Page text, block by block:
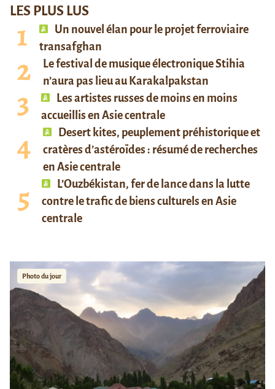
LES PLUS LUS
Un nouvel élan pour le projet ferroviaire
transafghan
Le festival de musique électronique Stihia
n’aura pas lieu au Karakalpakstan
Les artistes russes de moins en moins
accueillis en Asie centrale
Desert kites, peuplement préhistorique et
cratères d’astéroïdes : résumé de recherches
en Asie centrale
L’Ouzbékistan, fer de lance dans la lutte
contre le trafic de biens culturels en Asie
centrale
Photo du jour